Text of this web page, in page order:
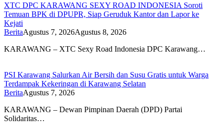
XTC DPC KARAWANG SEXY ROAD INDONESIA Soroti
Temuan BPK di DPUPR, Siap Geruduk Kantor dan Lapor ke
Kejati
BeritaAgustus 7, 2026Agustus 8, 2026
KARAWANG – XTC Sexy Road Indonesia DPC Karawang…
PSI Karawang Salurkan Air Bersih dan Susu Gratis untuk Warga
Terdampak Kekeringan di Karawang Selatan
BeritaAgustus 7, 2026
KARAWANG – Dewan Pimpinan Daerah (DPD) Partai
Solidaritas…